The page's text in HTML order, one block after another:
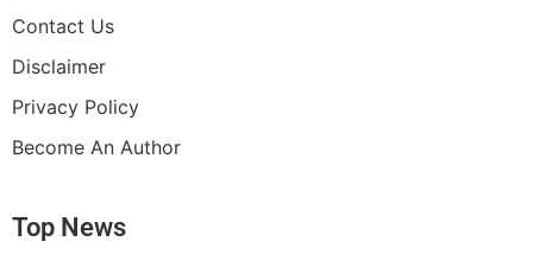
Contact Us
Disclaimer
Privacy Policy
Become An Author
Top News